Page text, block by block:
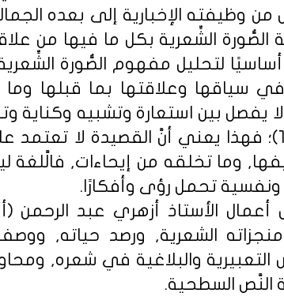
وظيفته الإخبارية إلى بعده
الشِّعرية بكل ما فيها من
لتحليل مفهوم الصُّورة
سياقها وعلاقتها بما قبلها
بين استعارة وتشبيه وكناية
يعالجها جميعًا ممتزجة متضافرة" (1)؛ فهذا يعني أنَّ
وما تخلقه من إيحاءات, فالَّلغة
تحمل رؤى وأفكارًا.
الأستاذ أزهري عبد الرحمن
الشعرية, ورصد حياته,
التعبيرية والبلاغية في شعره,
النَّص السطحية.